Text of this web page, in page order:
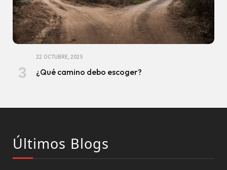
22 OCTUBRE, 2025
¿Qué camino debo escoger?
Últimos Blogs